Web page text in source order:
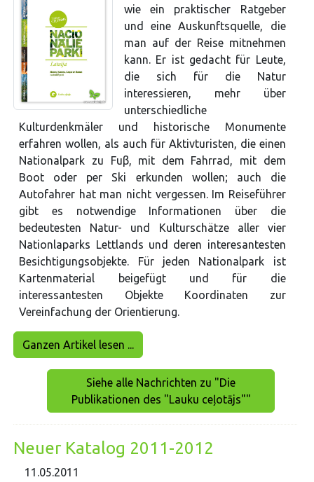
wie ein praktischer Ratgeber
und eine Auskunftsquelle, die
man auf der Reise mitnehmen
kann. Er ist gedacht für Leute,
die sich für die Natur
interessieren, mehr über
unterschiedliche
Kulturdenkmäler und historische Monumente
erfahren wollen, als auch für Aktivturisten, die einen
Nationalpark zu Fuβ, mit dem Fahrrad, mit dem
Boot oder per Ski erkunden wollen; auch die
Autofahrer hat man nicht vergessen. Im Reiseführer
gibt es notwendige Informationen über die
bedeutesten Natur- und Kulturschätze aller vier
Nationlaparks Lettlands und deren interesantesten
Besichtigungsobjekte. Für jeden Nationalpark ist
Kartenmaterial beigefügt und für die
interessantesten Objekte Koordinaten zur
Vereinfachung der Orientierung.
Ganzen Artikel lesen ...
Siehe alle Nachrichten zu "Die
Publikationen des "Lauku ceļotājs""
Neuer Katalog 2011-2012
11.05.2011